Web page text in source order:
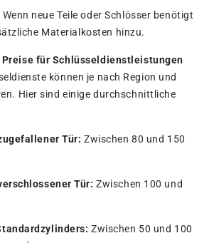
Wenn neue Teile oder Schlösser benötigt
Materialkosten hinzu.
für Schlüsseldienstleistungen
können je nach Region und
Hier sind einige durchschnittliche
Tür: Zwischen 80 und 150
Tür: Zwischen 100 und
Zwischen 50 und 100